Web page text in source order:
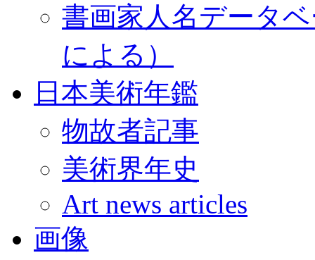
書画家人名データ
による）
日本美術年鑑
物故者記事
美術界年史
Art news articles
画像